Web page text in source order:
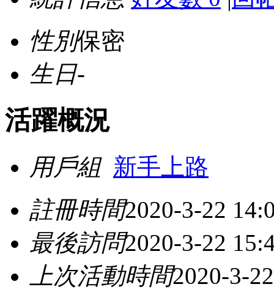
性別保密
生日-
活躍概況
用戶組 新手上路
註冊時間2020-3-22
最後訪問2020-3-22
上次活動時間2020-3-